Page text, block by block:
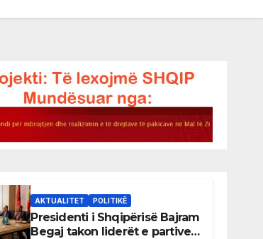
AKTUALITET POLITIKË
Presidenti i Shqipërisë Bajram
Begaj takon liderët e partive